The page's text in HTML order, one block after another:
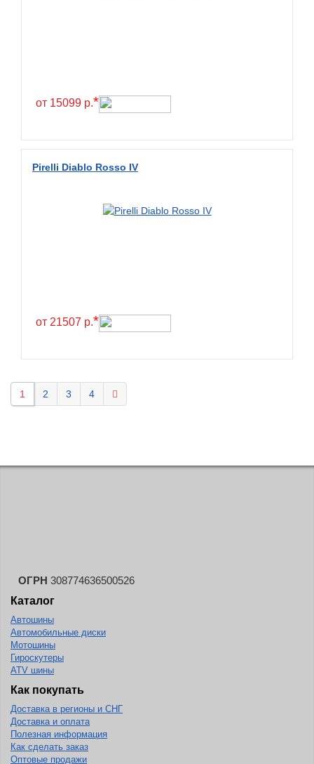
от 15099 р.*
Pirelli Diablo Rosso IV
от 21507 р.*
1 2 3 4
ОГРН 308774636500526
Каталог
Автошины
Автомобильные диски
Мотошины
Гироскутеры
ATV шины
Как покупать
Доставка в регионы и СНГ
Доставка и оплата
Полезная информация
Как сделать заказ
Оптовые продажи